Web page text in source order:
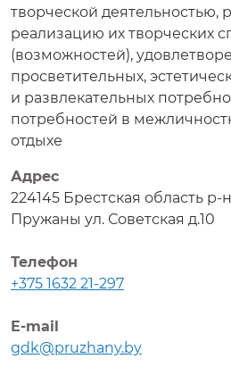
творческой деятельностью,
реализацию их творческих
(возможностей),
просветительных,
и развлекательных
потребностей в
отдыхе
Адрес
224145 Брестская область
Пружаны ул. Советская д.10
Телефон
+375 1632 21-297
E-mail
gdk@pruzhany.by